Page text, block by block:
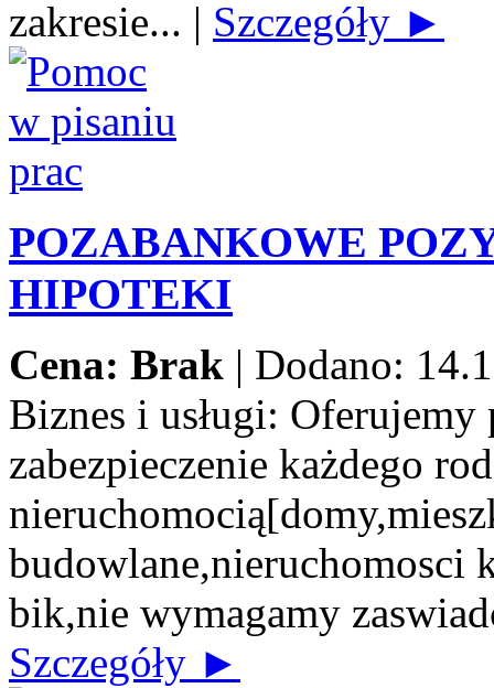
zakresie... | Szczegóły ►
POZABANKOWE
HIPOTEKI
Cena: Brak | Dodano:
Biznes i usługi: Oferujemy
zabezpieczenie każdego
budowlane,nieruchomosci
bik,nie wymagamy
Szczegóły ►